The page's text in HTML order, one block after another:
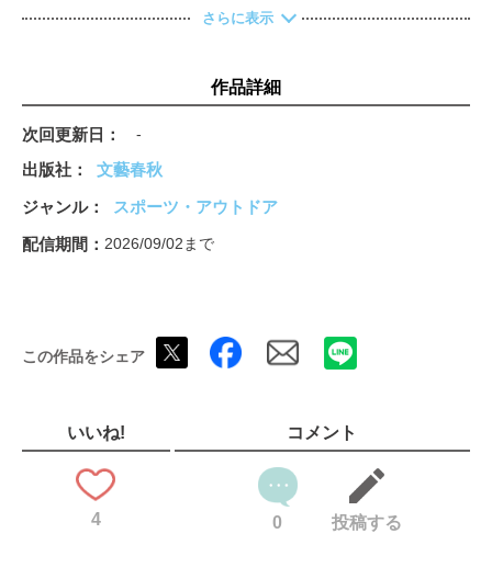
田中将大「引き分け再試合という日常で」
中村紀洋「投球も打撃も動きは一緒」
村田修一「九州までは自分が一番だと」
アイツの“魔球”が凄かった!! 中村順司（PL学園）／小坂将商
髙橋遥人「後出しじゃんけんの天才」
平良海馬「南ぬ大樹のごとく」
47都道府県別 球史に残る涙のエース 菊池雄星（岩手）／吉田
輝星（秋田）／江川卓（栃木）／坂本佳一（愛知）／吉井理人
浜田雅功 Next Step アスリートはどう生きるか「無欲だから開花
したのかもしれんね」第5回ゲスト 上原浩治
二所ノ関親方「相撲、この技、この力士」 第41回 琴勝峰
ミハイロ・ペトロヴィッチ「“0-0信仰”を払拭せよ」
鼓動 カープと広島の2026年「夜を往く」
今月なに観る？
SCORE CARD INTERVIEW SOCCER シマブク・カズヨシ
さらに表示
作品詳細
次回更新日 -
出版社
文藝春秋
ジャンル
スポーツ・アウトドア
配信期間
2026/09/02まで
この作品をシェア
いいね!
4
コメント
0 投稿する